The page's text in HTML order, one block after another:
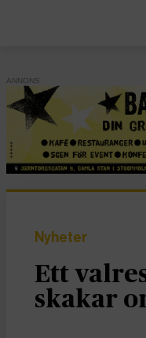
ANNONS
Nyheter
Ett
skakar